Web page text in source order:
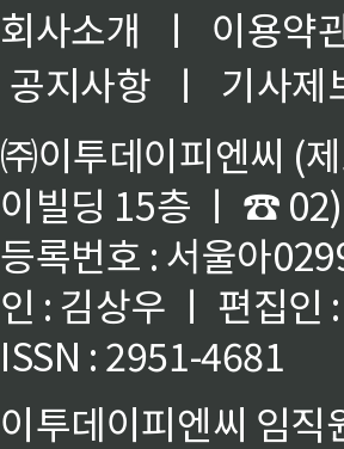
회사소개 ㅣ
이용약
공지사항
ㅣ
기사제
㈜이투데이피엔씨 (
이빌딩 15층 ㅣ ☎
등록번호 : 서울아
인 : 김상우 ㅣ 편집인
ISSN : 2951-4681
이투데이피엔씨 임